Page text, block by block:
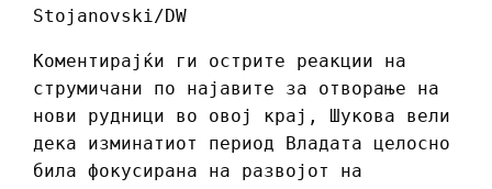
Stojanovski/DW
Коментирајќи ги острите реакции на
струмичани по најавите за отворање на
нови рудници во овој крај, Шукова вели
дека изминатиот период Владата целосно
била фокусирана на развојот на